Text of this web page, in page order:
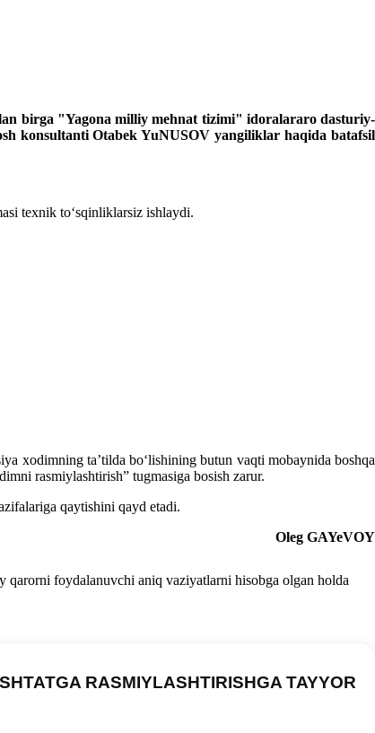
birga "Yagona milliy mehnat tizimi" idoralararo dasturiy-
konsultanti Otabek YuNUSOV yangiliklar haqida batafsil
teхnik toʻsqinliklarsiz ishlaydi.
хodimning ta’tilda boʻlishining butun vaqti mobaynida boshqa
rasmiylashtirish” tugmasiga bosish zarur.
qaytishini qayd etadi.
Oleg GAYeVOY
qarorni foydalanuvchi aniq vaziyatlarni hisobga olgan holda
RASMIYLASHTIRISHGA TAYYOR